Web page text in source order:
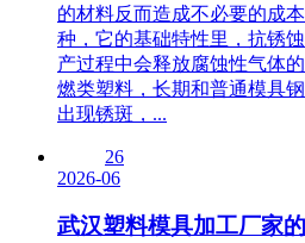
的材料反而造成不必要的成
种，它的基础特性里，抗锈
产过程中会释放腐蚀性气体
燃类塑料，长期和普通模具
出现锈斑，...
26
2026-06
武汉塑料模具加工厂家